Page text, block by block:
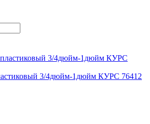
3/4дюйм-1дюйм КУРС 76412